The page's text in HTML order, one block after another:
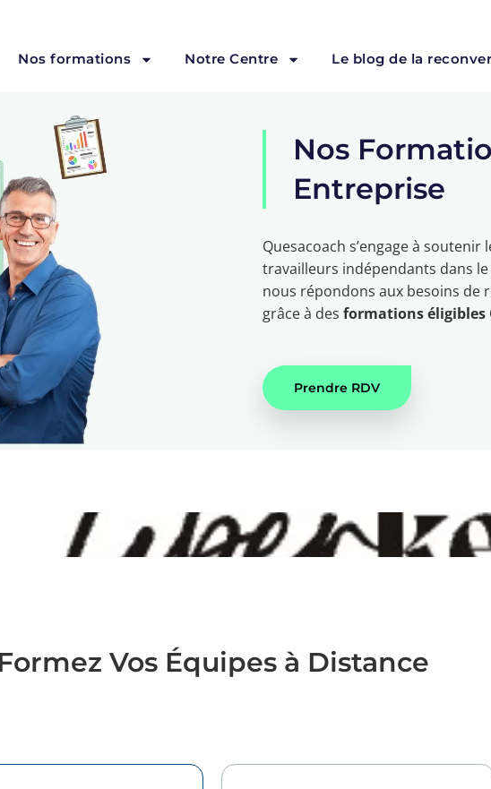
Nos formations Notre Centre Le blog de la
Nos
Entreprise
Quesacoach s’engage à
travailleurs indépendants dans
nous répondons aux besoins de
grâce à des formations éligibles
Prendre RDV
Vos Équipes à Distance